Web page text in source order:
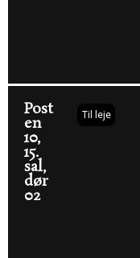
Post
en
10,
15.
sal,
dør
02
Til leje